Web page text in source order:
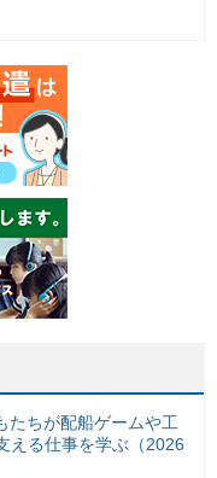
たちが配船ゲームや工
える仕事を学ぶ（2026